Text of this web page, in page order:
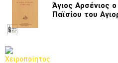
Άγιος Αρσένιος
Παϊσίου του